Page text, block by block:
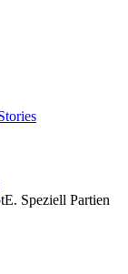
Speziell Partien